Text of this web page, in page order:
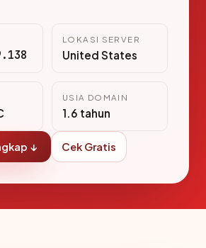
LOKASI SERVER
United States
USIA DOMAIN
1.6 tahun
↓ Cek Gratis